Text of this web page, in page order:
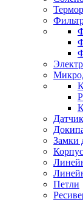
Замки
Петли